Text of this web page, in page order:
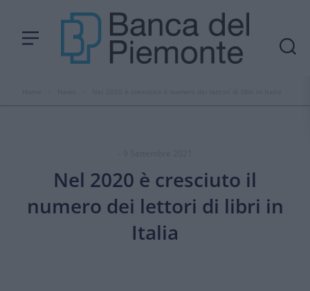
Nel 2020 è cresciuto il
numero dei lettori di libri in
Italia